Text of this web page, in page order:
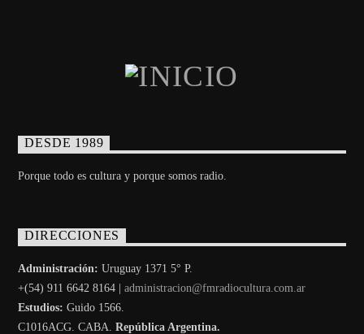
DESDE 1989
Porque todo es cultura y porque somos radio.
DIRECCIONES
Administración: Uruguay 1371 5° P.
+(54) 911 6642 8164 |administracion@fmradiocultura.com.ar
Estudios: Guido 1566.
C1016ACG . CABA.República Argentina.